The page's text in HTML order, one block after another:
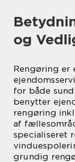
og
Rengøring er
for både
benytter
rengøring
af
specialiseret
grundig